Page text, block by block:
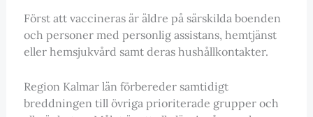
Först att vaccineras är äldre på särskilda boenden
och personer med personlig assistans, hemtjänst
eller hemsjukvård samt deras hushållkontakter.
Region Kalmar län förbereder samtidigt
breddningen till övriga prioriterade grupper och